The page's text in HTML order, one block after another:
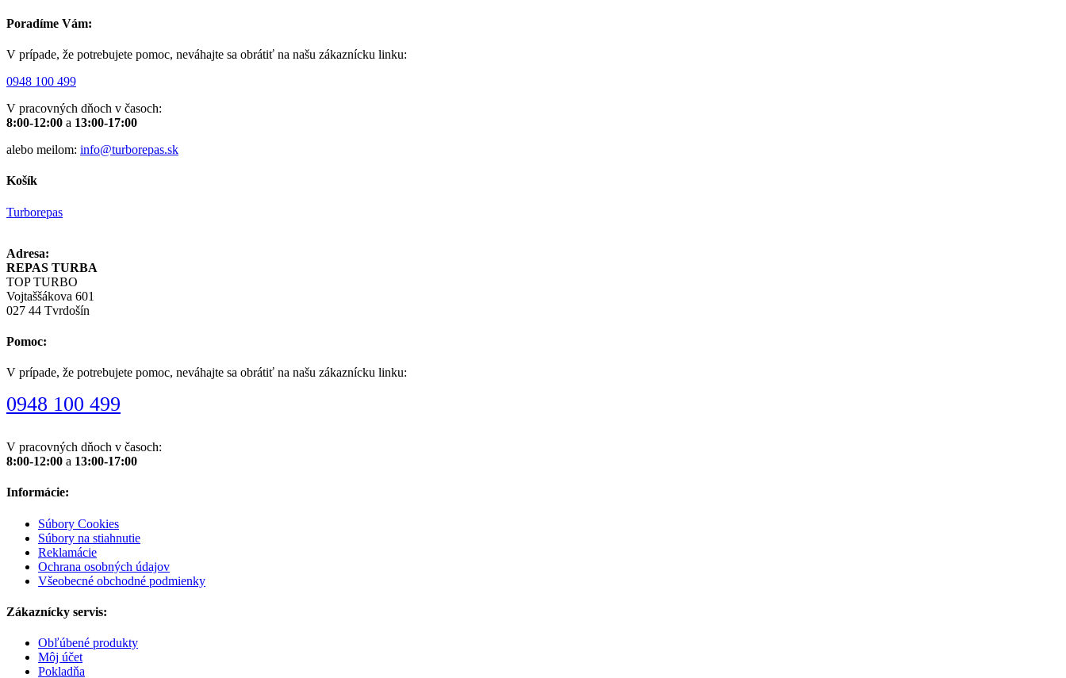
Poradíme Vám:
V prípade, že potrebujete pomoc, neváhajte sa obrátiť na našu zákaznícku linku:
0948 100 499
V pracovných dňoch v časoch:
8:00-12:00 a 13:00-17:00
alebo meilom: info@turborepas.sk
Košík
Turborepas
Adresa:
REPAS TURBA
TOP TURBO
Vojtaššákova 601
027 44 Tvrdošín
Pomoc:
V prípade, že potrebujete pomoc, neváhajte sa obrátiť na našu zákaznícku linku:
0948 100 499
V pracovných dňoch v časoch:
8:00-12:00 a 13:00-17:00
Informácie:
Súbory Cookies
Súbory na stiahnutie
Reklamácie
Ochrana osobných údajov
Všeobecné obchodné podmienky
Zákaznícky servis:
Obľúbené produkty
Môj účet
Pokladňa